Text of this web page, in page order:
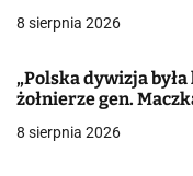
a
w
p
8 sierpnia 2026
„Polska dywizja
żołnierze gen.
8 sierpnia 2026